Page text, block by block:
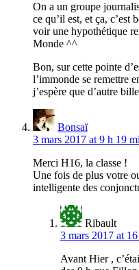
On a un groupe
ce qu’il est, et ça, c’est
voir une hypothétique
Monde ^^
Bon, sur cette pointe
l’immonde se remettre
j’espère que d’autre
Bonsaï
3 mars 2017 at 9 h 19
Merci H16, la classe !
Une fois de plus votre
intelligente des
Ribault
3 mars 2017 at
Avant Hier ,